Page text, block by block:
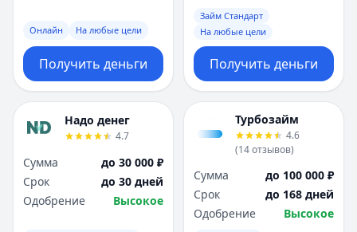
Онлайн На любые цели
Получить деньги
Займ Стандарт
На любые цели
Получить деньги
Надо денег
4.7
Сумма
до 30 000 ₽
Срок
до 30 дней
Одобрение
Высокое
Турбозайм
4.6
(14отзывов)
Сумма
до 100 000 ₽
Срок
до 168 дней
Одобрение
Высокое